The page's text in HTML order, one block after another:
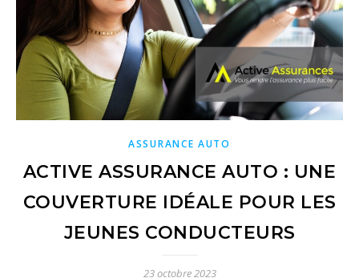
ASSURANCE AUTO
ACTIVE ASSURANCE AUTO : UNE
COUVERTURE IDÉALE POUR LES
JEUNES CONDUCTEURS
23 octobre 2023